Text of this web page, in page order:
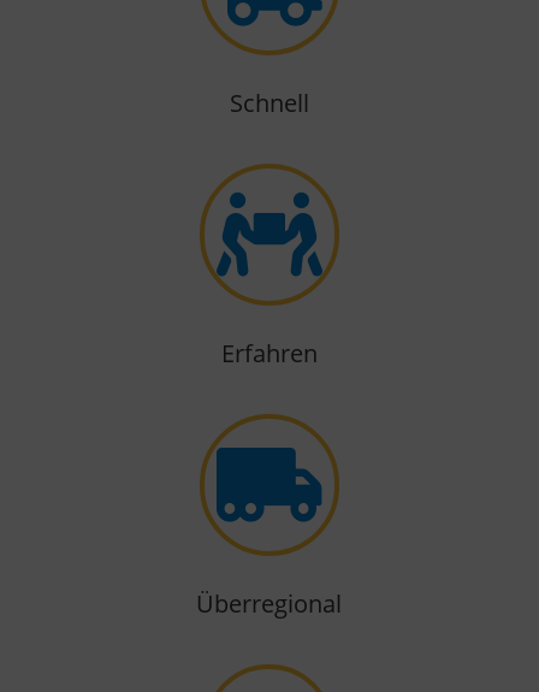
Schnell

Erfahren

Überregional